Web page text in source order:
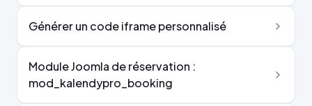
Générer un code iframe personnalisé
Module Joomla de réservation :
mod_kalendypro_booking